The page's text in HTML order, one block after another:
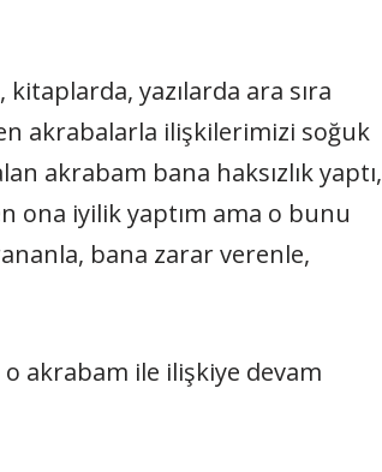
yazılarda ara sıra
akrabalarla ilişkilerimizi soğuk
akrabam bana haksızlık yaptı,
ona iyilik yaptım ama o bunu
bana zarar verenle,
o akrabam ile ilişkiye devam